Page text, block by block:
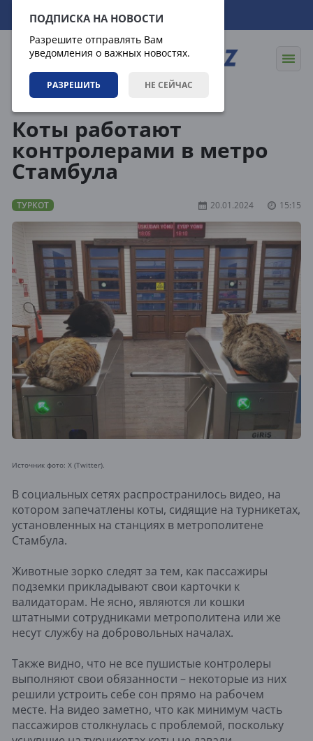
ПОДПИСКА НА НОВОСТИ
Разрешите отправлять Вам
уведомления о важных новостях.
РАЗРЕШИТЬ НЕ СЕЙЧАС
09.08.2026 13:45:00
Коты работают
контролерами в метро
Стамбула
ТУРКОТ 20.01.2024 15:15
Источник фото: X (Twitter).
В социальных сетях распространилось видео, на
котором запечатлены коты, сидящие на турникетах,
установленных на станциях в метрополитене
Стамбула.
Животные зорко следят за тем, как пассажиры
подземки прикладывают свои карточки к
валидаторам. Не ясно, являются ли кошки
штатными сотрудниками метрополитена или же
несут службу на добровольных началах.
Также видно, что не все пушистые контролеры
выполняют свои обязанности – некоторые из них
решили устроить себе сон прямо на рабочем
месте. На видео заметно, что как минимум часть
пассажиров столкнулась с проблемой, поскольку